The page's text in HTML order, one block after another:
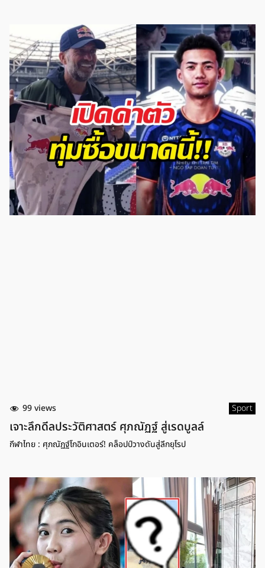
99 views Sport
เจาะลึกดีลประวัติศาสตร์ ศุภณัฏฐ์ สู่เรดบูลล์
กีฬาไทย : ศุภณัฏฐ์โกอินเตอร์! คล็อปป์วางดันสู่ลีกยุโรป